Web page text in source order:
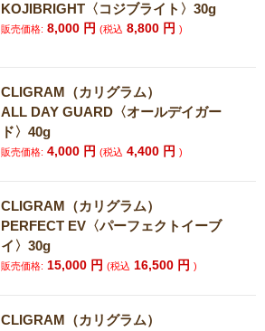
KOJIBRIGHT〈コジブライト〉30g
販売価格: 8,000 円(税込 8,800 円)
CLIGRAM（カリグラム）
ALL DAY GUARD〈オールデイガー
ド〉40g
販売価格: 4,000 円(税込 4,400 円)
CLIGRAM（カリグラム）
PERFECT EV〈パーフェクトイーブ
イ〉30g
販売価格: 15,000 円(税込 16,500 円)
CLIGRAM（カリグラム）